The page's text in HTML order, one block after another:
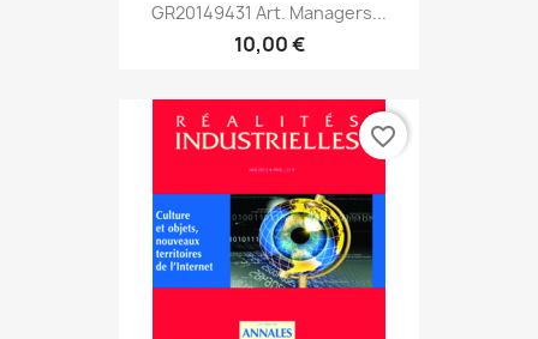
GR20149431 Art. Managers...
10,00 €
favorite_border